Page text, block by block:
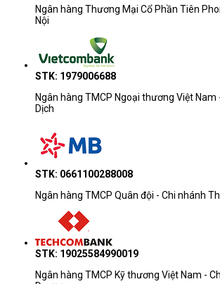
Ngân hàng Thương Mại Cổ Phần Tiên
Nội
STK: 1979006688
Ngân hàng TMCP Ngoại thương Việt Nam
Dịch
STK: 0661100288008
Ngân hàng TMCP Quân đội - Chi nhánh
STK: 19025584990019
Ngân hàng TMCP Kỹ thương Việt Nam -